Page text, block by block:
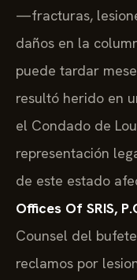
—fracturas,
daños en la
puede tardar
resultó herido en
el Condado de
representación
de este estado
Offices Of SRIS,
Counsel del
reclamos por